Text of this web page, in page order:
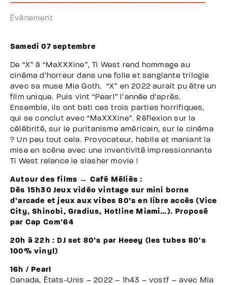
Évènement
Samedi 07 septembre
De “X” à “MaXXXine”, Ti West rend hommage au
cinéma d’horreur dans une folle et sanglante trilogie
avec sa muse Mia Goth. “X” en 2022 aurait pu être un
film unique. Puis vint “Pearl” l’année d’après.
Ensemble, ils ont bati ces trois parties horrifiques,
qui se conclut avec “MaXXXine”. Réflexion sur la
célébrité, sur le puritanisme américain, sur le cinéma
? Un peu tout cela. Provocateur, habile et maniant la
mise en scène avec une inventivité impressionnante
Ti West relance le slasher movie !
Autour des films → Café Méliès :
Dès 15h30 Jeux vidéo vintage sur mini borne
d’arcade et jeux aux vibes 80’s en libre accès (Vice
City, Shinobi, Gradius, Hotline Miami…). Proposé
par Cap Com’64
20h à 22h : DJ set 80’s par Heeey (les tubes 80’s
100% vinyl)
16h / Pearl
Canada, États-Unis – 2022 – 1h43 – vostf – avec Mia